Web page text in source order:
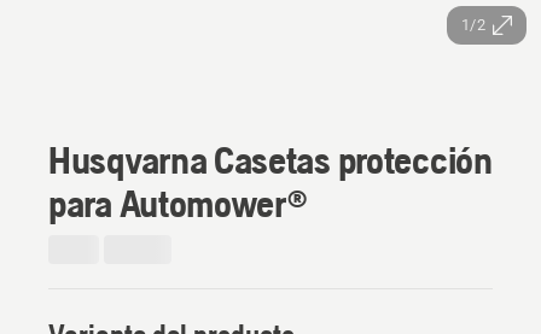
1/2
Husqvarna Casetas protección
para Automower®